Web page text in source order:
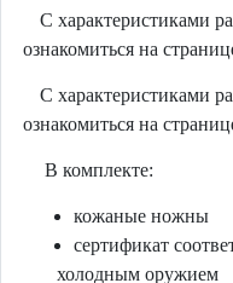
С характеристиками
ознакомиться на
С характеристиками
ознакомиться на
В комплекте:
кожаные ножны
сертификат
холодным оружием